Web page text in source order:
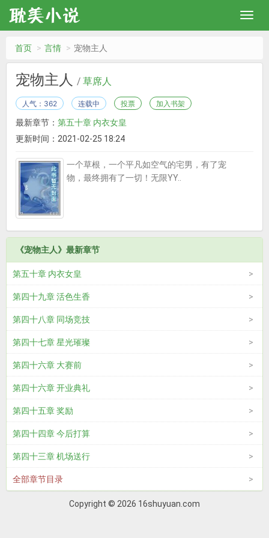
首页 言情 宠物主人
宠物主人 / 草席人
人气：362 连载中 投票 加入书架
最新章节： 第五十章 内衣女皇
更新时间：2021-02-25 18:24
一个草根，一个平凡如空气的宅男，有了宠
物，最终拥有了一切！无限YY..
《宠物主人》最新章节
第五十章 内衣女皇
第四十九章 活色生香
第四十八章 同场竞技
第四十七章 星光璀璨
第四十六章 大赛前
第四十六章 开业典礼
第四十五章 奖励
第四十四章 今后打算
第四十三章 机场送行
全部章节目录
Copyright © 2026 16shuyuan.com